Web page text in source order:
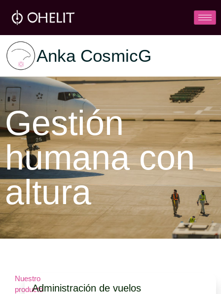
Anka CosmicG
Gestión
humana con
altura
Nuestro
productoAdministración de vuelos